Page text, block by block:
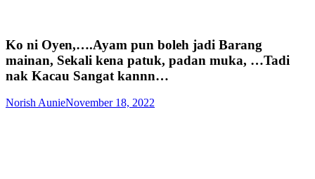
Ko ni Oyen,….Ayam pun boleh jadi Barang
mainan, Sekali kena patuk, padan muka, …Tadi
nak Kacau Sangat kannn…
Norish AunieNovember 18, 2022